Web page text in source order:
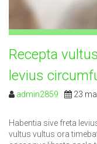
Recepta
levius
admin2859 23
Habentia sive freta
vultus vultus ora
24 25 26
31 1 2